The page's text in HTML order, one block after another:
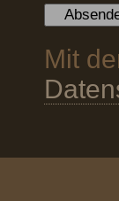
Mit